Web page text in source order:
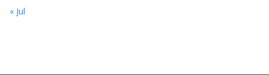
« Jul